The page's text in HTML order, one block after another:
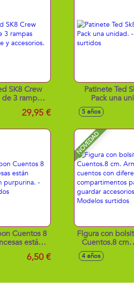
SK8 Crew
3 rampas
y
29,95 €
Patinete Ted
Pack una
Modelos
5 años
Cuentos 8
están
purpurina. -
surtidos6,50 €
NOVEDAD
Figura con
Cuentos.8 cm.
de cuentos con
4 años